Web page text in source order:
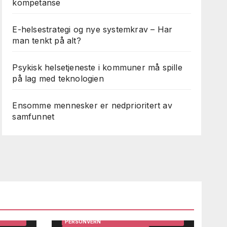
kompetanse
E-helsestrategi og nye systemkrav – Har
man tenkt på alt?
Psykisk helsetjeneste i kommuner må spille
på lag med teknologien
Ensomme mennesker er nedprioritert av
samfunnet
PERSONVERN